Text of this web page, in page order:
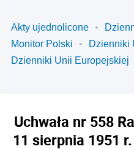
Akty ujednolicone
Monitor Polski
Dzienniki
Dzienniki Unii Europejskiej
Uchwała nr 558
11 sierpnia 1951